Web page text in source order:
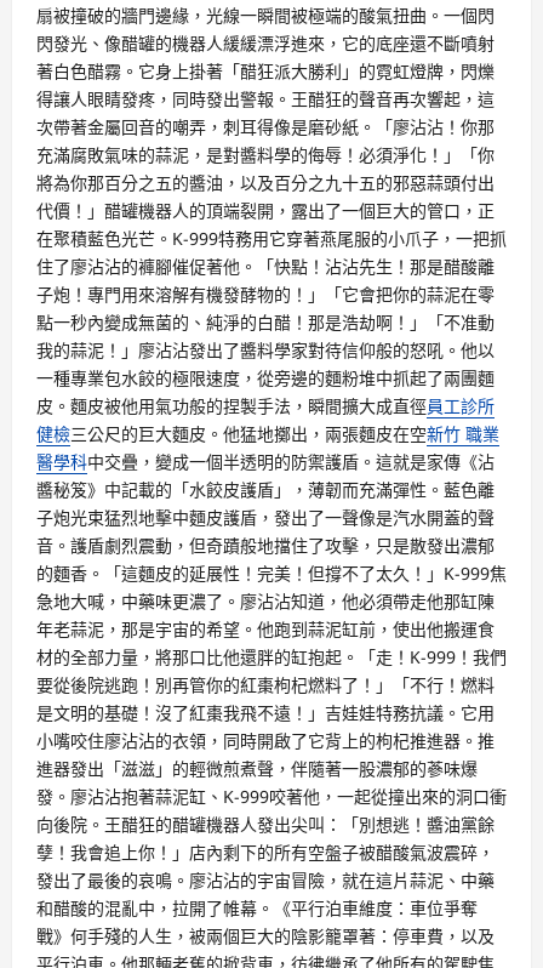
扇被撞破的牆門邊緣，光線一瞬間被極端的酸氣扭曲。一個閃
閃發光、像醋罐的機器人緩緩漂浮進來，它的底座還不斷噴射
著白色醋霧。它身上掛著「醋狂派大勝利」的霓虹燈牌，閃爍
得讓人眼睛發疼，同時發出警報。王醋狂的聲音再次響起，這
次帶著金屬回音的嘲弄，刺耳得像是磨砂紙。「廖沾沾！你那
充滿腐敗氣味的蒜泥，是對醬料學的侮辱！必須淨化！」「你
將為你那百分之五的醬油，以及百分之九十五的邪惡蒜頭付出
代價！」醋罐機器人的頂端裂開，露出了一個巨大的管口，正
在聚積藍色光芒。K-999特務用它穿著燕尾服的小爪子，一把抓
住了廖沾沾的褲腳催促著他。「快點！沾沾先生！那是醋酸離
子炮！專門用來溶解有機發酵物的！」「它會把你的蒜泥在零
點一秒內變成無菌的、純淨的白醋！那是浩劫啊！」「不准動
我的蒜泥！」廖沾沾發出了醬料學家對待信仰般的怒吼。他以
一種專業包水餃的極限速度，從旁邊的麵粉堆中抓起了兩團麵
皮。麵皮被他用氣功般的捏製手法，瞬間擴大成直徑員工診所
健檢三公尺的巨大麵皮。他猛地擲出，兩張麵皮在空新竹 職業
醫學科中交疊，變成一個半透明的防禦護盾。這就是家傳《沾
醬秘笈》中記載的「水餃皮護盾」，薄韌而充滿彈性。藍色離
子炮光束猛烈地擊中麵皮護盾，發出了一聲像是汽水開蓋的聲
音。護盾劇烈震動，但奇蹟般地擋住了攻擊，只是散發出濃郁
的麵香。「這麵皮的延展性！完美！但撐不了太久！」K-999焦
急地大喊，中藥味更濃了。廖沾沾知道，他必須帶走他那缸陳
年老蒜泥，那是宇宙的希望。他跑到蒜泥缸前，使出他搬運食
材的全部力量，將那口比他還胖的缸抱起。「走！K-999！我們
要從後院逃跑！別再管你的紅棗枸杞燃料了！」「不行！燃料
是文明的基礎！沒了紅棗我飛不遠！」吉娃娃特務抗議。它用
小嘴咬住廖沾沾的衣領，同時開啟了它背上的枸杞推進器。推
進器發出「滋滋」的輕微煎煮聲，伴隨著一股濃郁的蔘味爆
發。廖沾沾抱著蒜泥缸、K-999咬著他，一起從撞出來的洞口衝
向後院。王醋狂的醋罐機器人發出尖叫：「別想逃！醬油黨餘
孽！我會追上你！」店內剩下的所有空盤子被醋酸氣波震碎，
發出了最後的哀鳴。廖沾沾的宇宙冒險，就在這片蒜泥、中藥
和醋酸的混亂中，拉開了帷幕。《平行泊車維度：車位爭奪
戰》何手殘的人生，被兩個巨大的陰影籠罩著：停車費，以及